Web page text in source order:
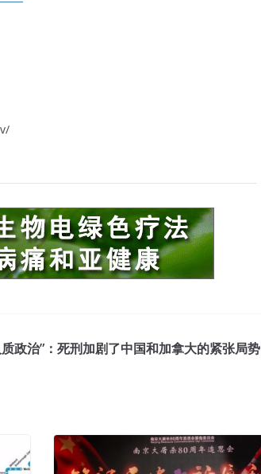
质政治”：死刑加剧了中国和加拿大的紧张局势